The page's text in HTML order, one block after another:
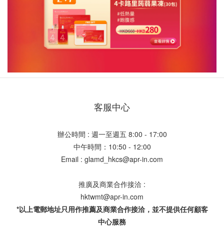
客服中心
辦公時間 : 週一至週五 8:00 - 17:00
中午時間：10:50 - 12:00
Email : glamd_hkcs@apr-in.com
推廣及商業合作接洽 :
hktwmt@apr-in.com
*以上電郵地址只用作推薦及商業合作接洽，並不提供任何顧客
中心服務